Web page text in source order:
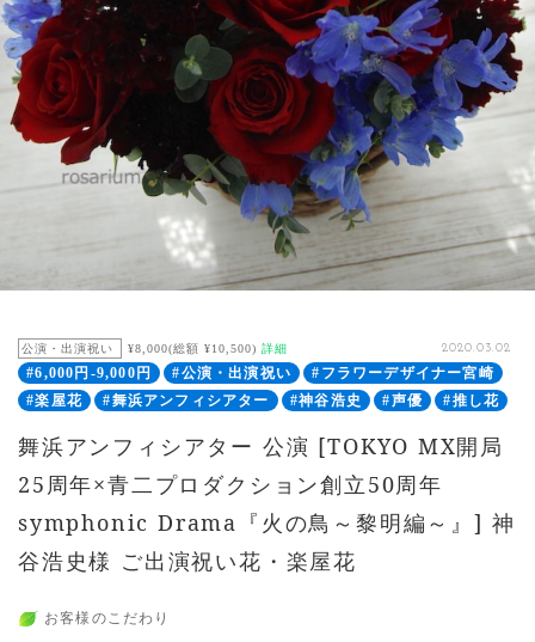
公演・出演祝い ¥8,000(総額 ¥10,500) 詳細 2020.03.02
#6,000円-9,000円 #公演・出演祝い
#フラワーデザイナー宮崎
#楽屋花
#舞浜アンフィシアター #神谷浩史 #声優 #推し花
舞浜アンフィシアター 公演 [TOKYO MX開局
25周年×青二プロダクション創立50周年
symphonic Drama『火の鳥～黎明編～』] 神
谷浩史様 ご出演祝い花・楽屋花
お客様のこだわり